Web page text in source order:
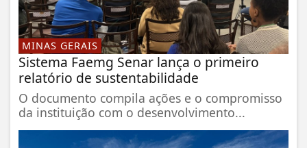
MINAS GERAIS
Sistema Faemg Senar lança o primeiro
relatório de sustentabilidade
O documento compila ações e o compromisso
da instituição com o desenvolvimento...